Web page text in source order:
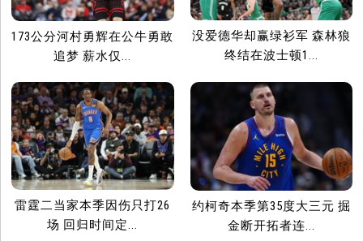
173公分河村勇辉在公牛勇敢
追梦 薪水仅...
没爱德华却赢绿衫军 森林狼
终结在波士顿1...
雷霆二当家本季因伤只打26
场 回归时间定...
约柯奇本季第35度大三元 掘
金断开拓者连...